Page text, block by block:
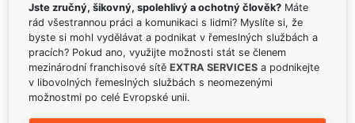
Jste zručný, šikovný, spolehlivý a ochotný člověk? Máte
rád všestrannou práci a komunikaci s lidmi? Myslíte si, že
byste si mohl vydělávat a podnikat v řemeslných službách a
pracích? Pokud ano, využijte možnosti stát se členem
mezinárodní franchisové sítě EXTRA SERVICES a podnikejte
v libovolných řemeslných službách s neomezenými
možnostmi po celé Evropské unii.